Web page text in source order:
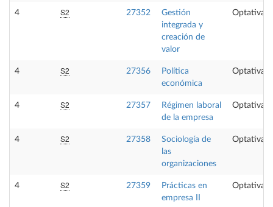
4 S2 27352
Gestión
integrada y
creación de
valor
Optativa
4 S2 27356
Política
económica
Optativa
4 S2 27357
Régimen laboral
de la empresa
Optativa
4 S2 27358
Sociología de
las
organizaciones
Optativa
4 S2 27359
Prácticas en
empresa II
Optativa